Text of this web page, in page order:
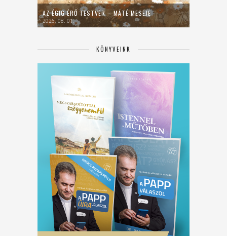
AZ ÉGIG ÉRŐ TESTVÉR – MÁTÉ MESÉJE
2026. 08. 01.
KÖNYVEINK